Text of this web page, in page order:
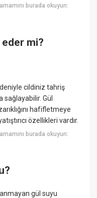
burada okuyun:
mi?
cildiniz tahriş
sağlayabilir. Gül
hafifletmeye
özellikleri vardır.
burada okuyun:
gül suyu